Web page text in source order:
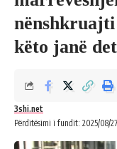
këto janë
Përditësimi i fundit: 2025/08/
3shi.net